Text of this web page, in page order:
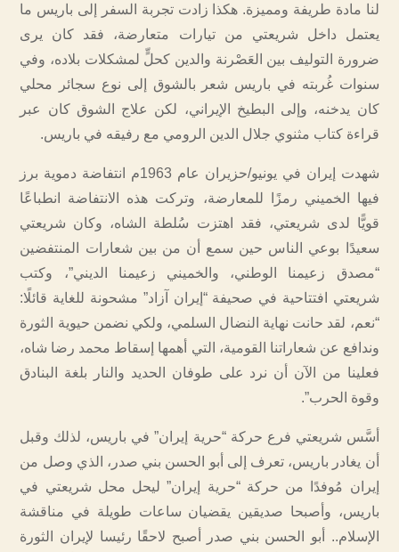
لنا مادة طريفة ومميزة. هكذا زادت تجربة السفر إلى باريس ما
يعتمل داخل شريعتي من تيارات متعارضة، فقد كان يرى
ضرورة التوليف بين العَصْرنة والدين كحلٍّ لمشكلات بلاده، وفي
سنوات غُربته في باريس شعر بالشوق إلى نوع سجائر محلي
كان يدخنه، وإلى البطيخ الإيراني، لكن علاج الشوق كان عبر
قراءة كتاب مثنوي جلال الدين الرومي مع رفيقه في باريس.
شهدت إيران في يونيو/حزيران عام 1963م انتفاضة دموية برز
فيها الخميني رمزًا للمعارضة، وتركت هذه الانتفاضة انطباعًا
قويًّا لدى شريعتي، فقد اهتزت سُلطة الشاه، وكان شريعتي
سعيدًا بوعي الناس حين سمع أن من بين شعارات المنتفضين
“مصدق زعيمنا الوطني، والخميني زعيمنا الديني”، وكتب
شريعتي افتتاحية في صحيفة “إيران آزاد” مشحونة للغاية قائلًا:
“نعم، لقد حانت نهاية النضال السلمي، ولكي نضمن حيوية الثورة
وندافع عن شعاراتنا القومية، التي أهمها إسقاط محمد رضا شاه،
فعلينا من الآن أن نرد على طوفان الحديد والنار بلغة البنادق
وقوة الحرب”.
أسَّس شريعتي فرع حركة “حرية إيران” في باريس، لذلك وقبل
أن يغادر باريس، تعرف إلى أبو الحسن بني صدر، الذي وصل من
إيران مُوفدًا من حركة “حرية إيران” ليحل محل شريعتي في
باريس، وأصبحا صديقين يقضيان ساعات طويلة في مناقشة
الإسلام.. أبو الحسن بني صدر أصبح لاحقًا رئيسا لإيران الثورة